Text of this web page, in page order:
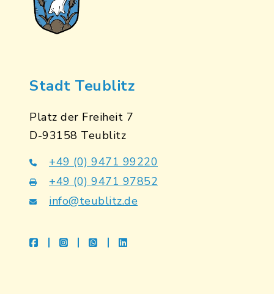
Stadt Teublitz
Platz der Freiheit 7
D-93158 Teublitz
+49 (0) 9471 99220
+49 (0) 9471 97852
info@teublitz.de
facebookinstagramwhatsapplinkedin